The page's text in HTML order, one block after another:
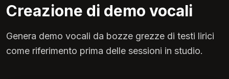
Creazione di demo vocali
Genera demo vocali da bozze grezze di testi lirici
come riferimento prima delle sessioni in studio.